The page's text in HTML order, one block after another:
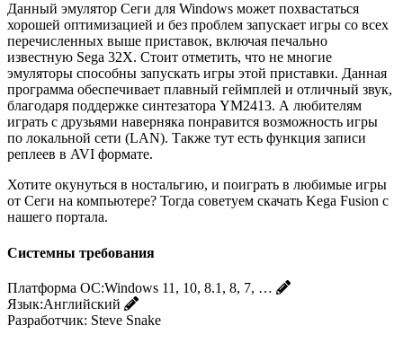
Данный эмулятор Сеги для Windows может похвастаться
хорошей оптимизацией и без проблем запускает игры со всех
перечисленных выше приставок, включая печально
известную Sega 32X. Стоит отметить, что не многие
эмуляторы способны запускать игры этой приставки. Данная
программа обеспечивает плавный геймплей и отличный звук,
благодаря поддержке синтезатора YM2413. А любителям
играть с друзьями наверняка понравится возможность игры
по локальной сети (LAN). Также тут есть функция записи
реплеев в AVI формате.
Хотите окунуться в ностальгию, и поиграть в любимые игры
от Сеги на компьютере? Тогда советуем скачать Kega Fusion с
нашего портала.
Системны требования
Платформа ОС:Windows 11, 10, 8.1, 8, 7, …
Язык:Английский
Разработчик: Steve Snake